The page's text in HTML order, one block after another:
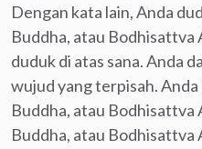
Dengan kata lain, Anda
Buddha, atau Bodhisattva
duduk di atas sana. Anda
wujud yang terpisah. Anda
Buddha, atau Bodhisattva
Buddha, atau Bodhisattva